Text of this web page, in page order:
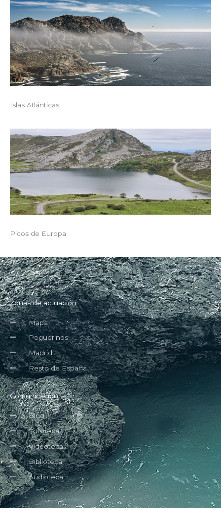
Islas Atlánticas
Picos de Europa
Zonas de actuación
Mapa
Peguerinos
Madrid
Resto de España
Comunicación
Blog
Fototeca
Videoteca
Biblioteca
Audioteca